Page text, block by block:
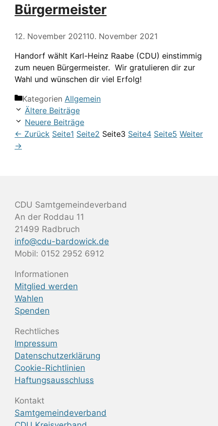
Bürgermeister
12. November 202110. November 2021
Handorf wählt Karl-Heinz Raabe (CDU) einstimmig
zum neuen Bürgermeister. Wir gratulieren dir zur
Wahl und wünschen dir viel Erfolg!
Kategorien Allgemein
Ältere Beiträge
Neuere Beiträge
← Zurück Seite1 Seite2 Seite3 Seite4 Seite5 Weiter
→
CDU Samtgemeindeverband
An der Roddau 11
21499 Radbruch
info@cdu-bardowick.de
Mobil: 0152 2952 6912
Informationen
Mitglied werden
Wahlen
Spenden
Rechtliches
Impressum
Datenschutzerklärung
Cookie-Richtlinien
Haftungsausschluss
Kontakt
Samtgemeindeverband